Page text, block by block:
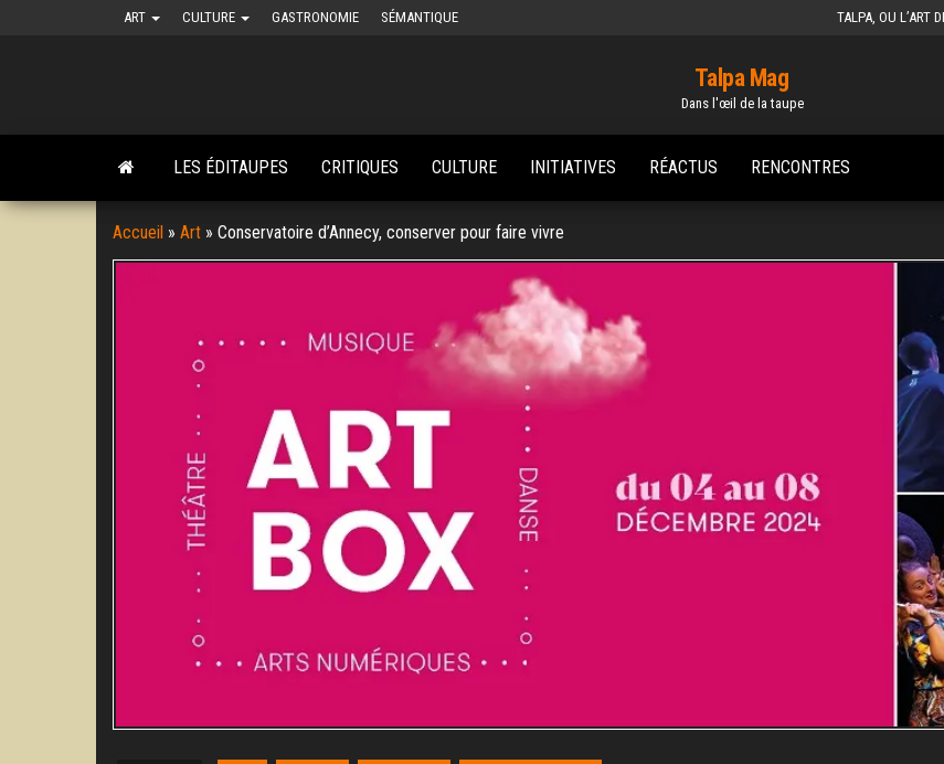
ART CULTURE GASTRONOMIE SÉMANTIQUE TALPA, OU L’ART
Talpa Mag
Dans l'œil de la taupe
LES ÉDITAUPES CRITIQUES CULTURE INITIATIVES RÉACTUS RENCONTRES
Accueil » Art » Conservatoire d’Annecy, conserver pour faire vivre